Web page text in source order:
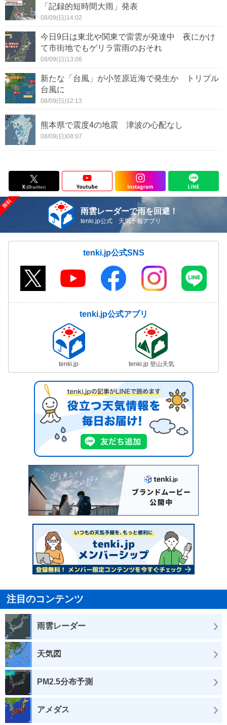
「記録的短時間大雨」発表
08/09(日)14:02
今日9日は東北や関東で雷雲が発達中 夜にかけ
て市街地でもゲリラ雷雨のおそれ
08/09(日)13:06
新たな「台風」が小笠原近海で発生か トリプル
台風に
08/09(日)12:13
熊本県で震度4の地震 津波の心配なし
08/09(日)08:07
雨雲レーダーで雨を回避！
tenki.jp公式 天気予報アプリ
tenki.jp公式SNS
tenki.jp公式アプリ
tenki.jp tenki.jp 登山天気
注目のコンテンツ
雨雲レーダー
天気図
PM2.5分布予測
アメダス